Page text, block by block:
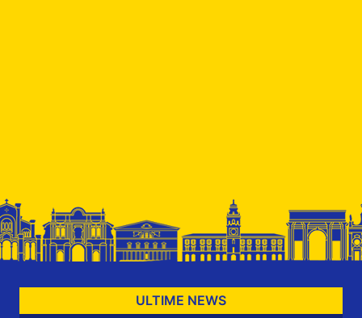
ULTIME NEWS